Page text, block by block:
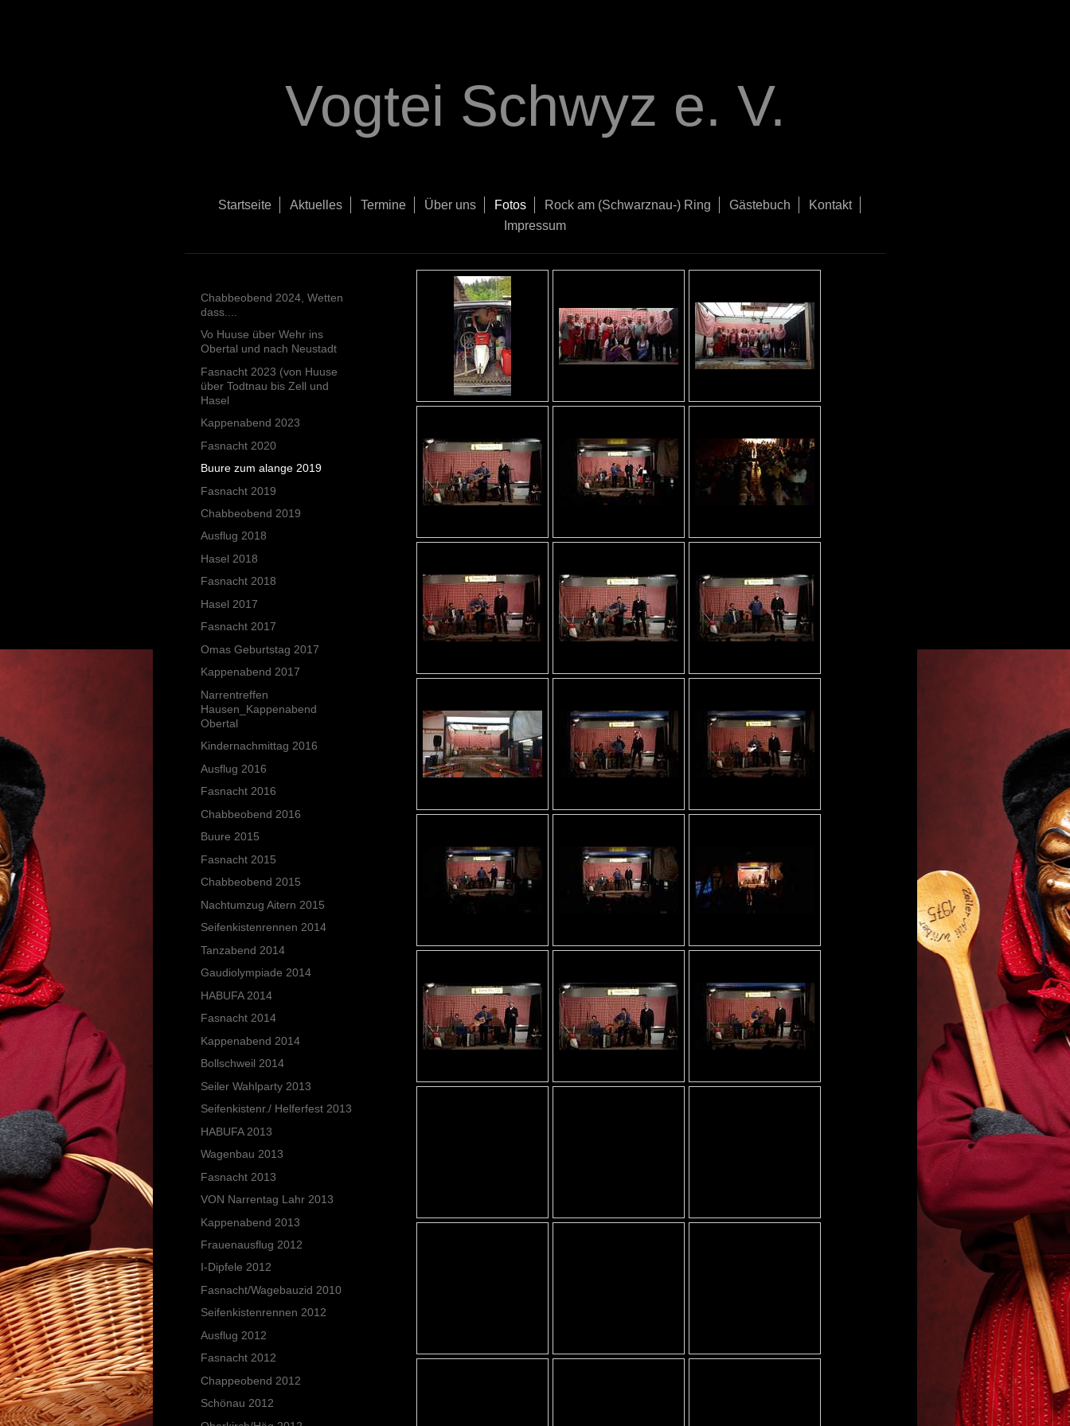
Vogtei Schwyz e. V.
Startseite Aktuelles Termine Über uns Fotos Rock am (Schwarznau-) Ring Gästebuch
Kontakt
Impressum
Chabbeobend 2024, Wetten
dass....
Vo Huuse über Wehr ins
Obertal und nach Neustadt
Fasnacht 2023 (von Huuse
über Todtnau bis Zell und
Hasel
Kappenabend 2023
Fasnacht 2020
Buure zum alange 2019
Fasnacht 2019
Chabbeobend 2019
Ausflug 2018
Hasel 2018
Fasnacht 2018
Hasel 2017
Fasnacht 2017
Omas Geburtstag 2017
Kappenabend 2017
Narrentreffen
Hausen_Kappenabend
Obertal
Kindernachmittag 2016
Ausflug 2016
Fasnacht 2016
Chabbeobend 2016
Buure 2015
Fasnacht 2015
Chabbeobend 2015
Nachtumzug Aitern 2015
Seifenkistenrennen 2014
Tanzabend 2014
Gaudiolympiade 2014
HABUFA 2014
Fasnacht 2014
Kappenabend 2014
Bollschweil 2014
Seiler Wahlparty 2013
Seifenkistenr./ Helferfest 2013
HABUFA 2013
Wagenbau 2013
Fasnacht 2013
VON Narrentag Lahr 2013
Kappenabend 2013
Frauenausflug 2012
I-Dipfele 2012
Fasnacht/Wagebauzid 2010
Seifenkistenrennen 2012
Ausflug 2012
Fasnacht 2012
Chappeobend 2012
Schönau 2012